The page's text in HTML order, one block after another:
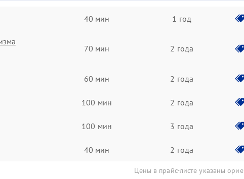
40 мин 1 год
70 мин 2 года
60 мин 2 года
100 мин 2 года
100 мин 3 года
40 мин 2 года
Цены в прайс-листе указаны